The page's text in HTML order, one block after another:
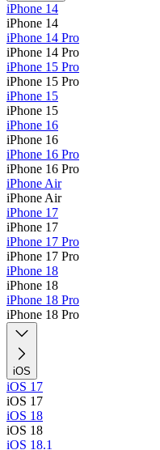
iPhone 14
iPhone 14
iPhone 14 Pro
iPhone 14 Pro
iPhone 15 Pro
iPhone 15 Pro
iPhone 15
iPhone 15
iPhone 16
iPhone 16
iPhone 16 Pro
iPhone 16 Pro
iPhone Air
iPhone Air
iPhone 17
iPhone 17
iPhone 17 Pro
iPhone 17 Pro
iPhone 18
iPhone 18
iPhone 18 Pro
iPhone 18 Pro
iOS
iOS 17
iOS 17
iOS 18
iOS 18
iOS 18.1